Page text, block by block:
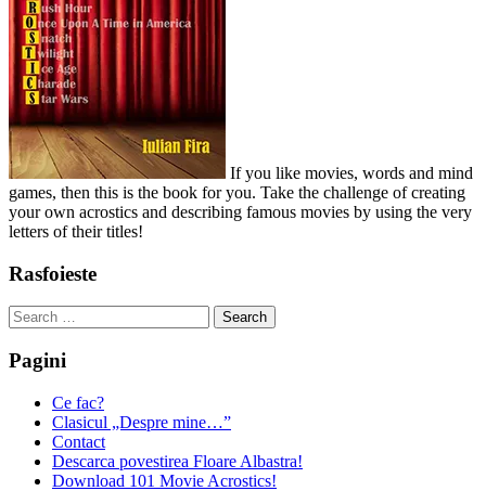
If you like movies, words and mind
games, then this is the book for you. Take the challenge of creating
your own acrostics and describing famous movies by using the very
letters of their titles!
Rasfoieste
Search
for:
Pagini
Ce fac?
Clasicul „Despre mine…”
Contact
Descarca povestirea Floare Albastra!
Download 101 Movie Acrostics!